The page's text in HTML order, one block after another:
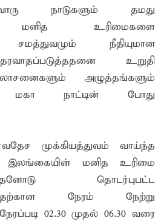
நாடுகளும் தமது
மனித உரிமைகளை
சமத்துவமும் நீதியுமான
உறுதி
அழுத்தங்களும்
நாட்டின் போது
முக்கியத்துவம் வாய்ந்த
இலங்கையின் மனித உரிமை
தொடர்புபட்ட
நேரம் நேற்று
02.30 முதல் 06.30 வரை